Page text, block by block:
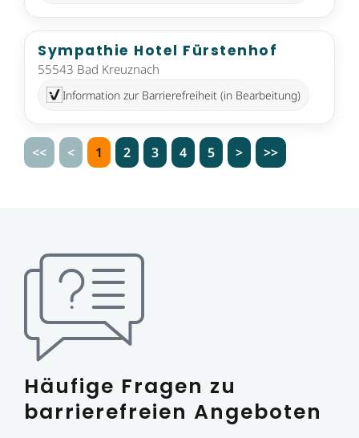
Sympathie Hotel Fürstenhof
55543 Bad Kreuznach
Information zur Barrierefreiheit (in Bearbeitung)
<< < 1 2 3 4 5 > >>
Häufige Fragen zu
barrierefreien Angeboten